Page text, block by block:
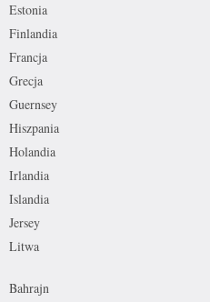
Estonia
Finlandia
Francja
Grecja
Guernsey
Hiszpania
Holandia
Irlandia
Islandia
Jersey
Litwa
Bahrajn